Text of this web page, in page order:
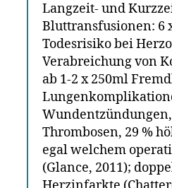
Langzeit- und
Bluttransfusionen: 6
Todesrisiko bei
Verabreichung von
ab 1-2 x 250ml
Thrombosen, 29 %
egal welchem
(Glance, 2011);